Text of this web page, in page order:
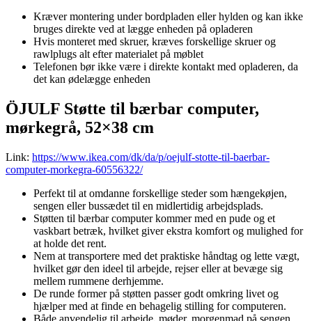
Kræver montering under bordpladen eller hylden og kan ikke
bruges direkte ved at lægge enheden på opladeren
Hvis monteret med skruer, kræves forskellige skruer og
rawlplugs alt efter materialet på møblet
Telefonen bør ikke være i direkte kontakt med opladeren, da
det kan ødelægge enheden
ÖJULF Støtte til bærbar computer,
mørkegrå, 52×38 cm
Link: https://www.ikea.com/dk/da/p/oejulf-stotte-til-baerbar-
computer-morkegra-60556322/
Perfekt til at omdanne forskellige steder som hængekøjen,
sengen eller bussædet til en midlertidig arbejdsplads.
Støtten til bærbar computer kommer med en pude og et
vaskbart betræk, hvilket giver ekstra komfort og mulighed for
at holde det rent.
Nem at transportere med det praktiske håndtag og lette vægt,
hvilket gør den ideel til arbejde, rejser eller at bevæge sig
mellem rummene derhjemme.
De runde former på støtten passer godt omkring livet og
hjælper med at finde en behagelig stilling for computeren.
Både anvendelig til arbejde, møder, morgenmad på sengen